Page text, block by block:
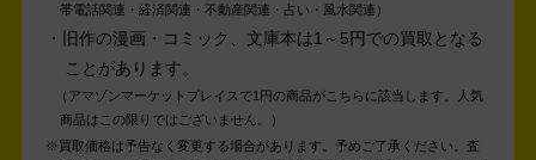
帯電話関連・経済関連・不動産関連・占い・風水関連
旧作の漫画・コミック、文庫本は1～5円での買取となる
ことがあります。
アマゾンマーケットプレイスで1円の商品がこちらに該当します。人気
商品はこの限りではございません。
買取価格は予告なく変更する場合があります。予めご了承ください。 査